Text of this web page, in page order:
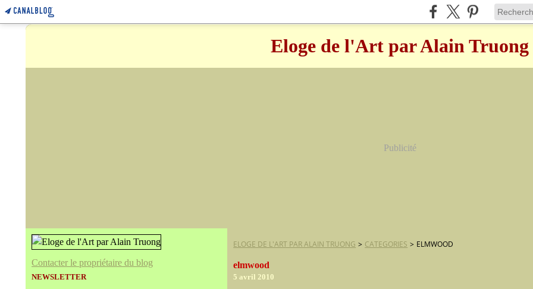
Eloge de l'Art par Alain Truong
Publicité
Contacter le propriétaire du blog
NEWSLETTER
ELOGE DE L'ART PAR ALAIN TRUONG > CATEGORIES > ELMWOOD
elmwood
5 avril 2010